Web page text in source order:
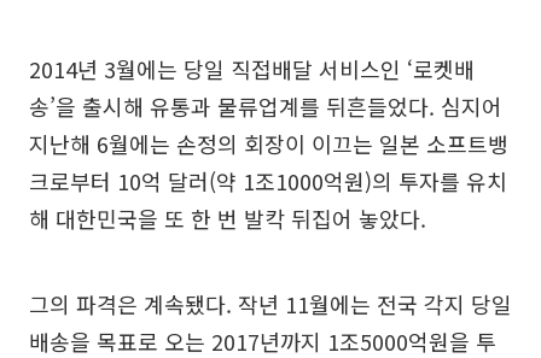
2014년 3월에는 당일 직접배달 서비스인 ‘로켓배
송’을 출시해 유통과 물류업계를 뒤흔들었다. 심지어
지난해 6월에는 손정의 회장이 이끄는 일본 소프트뱅
크로부터 10억 달러(약 1조1000억원)의 투자를 유치
해 대한민국을 또 한 번 발칵 뒤집어 놓았다.
그의 파격은 계속됐다. 작년 11월에는 전국 각지 당일
배송을 목표로 오는 2017년까지 1조5000억원을 투